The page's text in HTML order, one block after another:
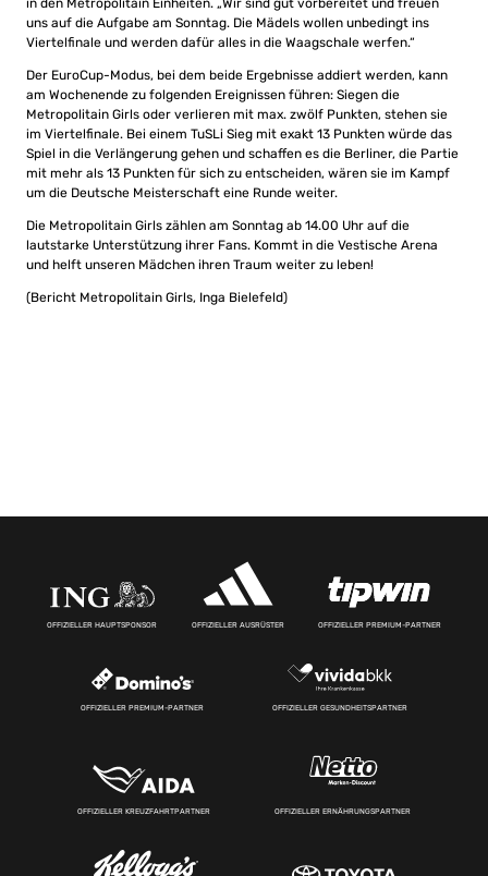
in den Metropolitain Einheiten. „Wir sind gut vorbereitet und freuen
uns auf die Aufgabe am Sonntag. Die Mädels wollen unbedingt ins
Viertelfinale und werden dafür alles in die Waagschale werfen.“
Der EuroCup-Modus, bei dem beide Ergebnisse addiert werden, kann
am Wochenende zu folgenden Ereignissen führen: Siegen die
Metropolitain Girls oder verlieren mit max. zwölf Punkten, stehen sie
im Viertelfinale. Bei einem TuSLi Sieg mit exakt 13 Punkten würde das
Spiel in die Verlängerung gehen und schaffen es die Berliner, die Partie
mit mehr als 13 Punkten für sich zu entscheiden, wären sie im Kampf
um die Deutsche Meisterschaft eine Runde weiter.
Die Metropolitain Girls zählen am Sonntag ab 14.00 Uhr auf die
lautstarke Unterstützung ihrer Fans. Kommt in die Vestische Arena
und helft unseren Mädchen ihren Traum weiter zu leben!
(Bericht Metropolitain Girls, Inga Bielefeld)
OFFIZIELLER HAUPTSPONSOR OFFIZIELLER AUSRÜSTER OFFIZIELLER PREMIUM-PARTNER
OFFIZIELLER PREMIUM-PARTNER OFFIZIELLER GESUNDHEITSPARTNER
OFFIZIELLER KREUZFAHRTPARTNER OFFIZIELLER ERNÄHRUNGSPARTNER